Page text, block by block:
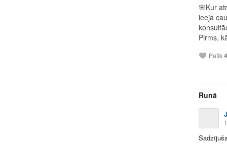
🌸Kur
ieeja
Pirms,
Patīk4
Runā